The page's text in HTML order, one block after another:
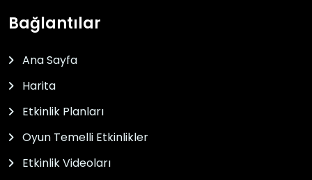
Bağlantılar
Ana Sayfa
Harita
Etkinlik Planları
Oyun Temelli Etkinlikler
Etkinlik Videoları